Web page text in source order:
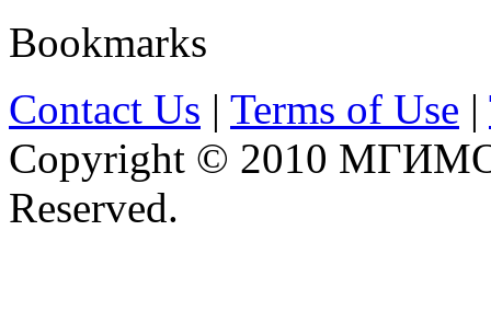
Bookmarks
Contact Us | Terms of Use |
Copyright © 2010 МГИМО
Reserved.